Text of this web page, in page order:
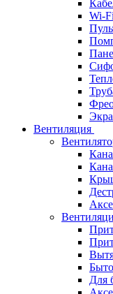
Wi-
Вентиляция
Для